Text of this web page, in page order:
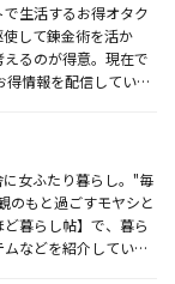
生活するお得オタク
して錬金術を活か
るのが得意。現在で
得情報を配信してい
女ふたり暮らし。"毎
のもと過ごすモヤシと
暮らし帖】で、暮ら
などを紹介していま